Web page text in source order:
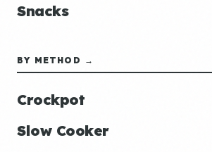
Snacks
BY METHOD →
Crockpot
Slow Cooker